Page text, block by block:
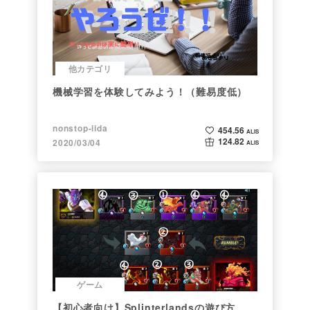
他カテゴリ
機械学習を体験してみよう！（難易度低）
nonstop-iida
2020/03/04
454.56 ALIS
124.82 ALIS
ゲーム
【初心者向け】Splinterlandsの遊び方